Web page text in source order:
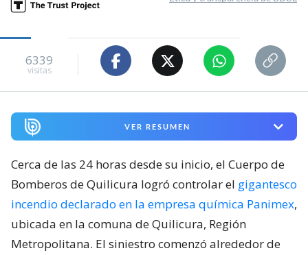
6339
visitas
VER RESUMEN
Cerca de las 24 horas desde su inicio, el Cuerpo de
Bomberos de Quilicura logró controlar el gigantesco
incendio declarado en la empresa química Panimex,
ubicada en la comuna de Quilicura, Región
Metropolitana. El siniestro comenzó alrededor de